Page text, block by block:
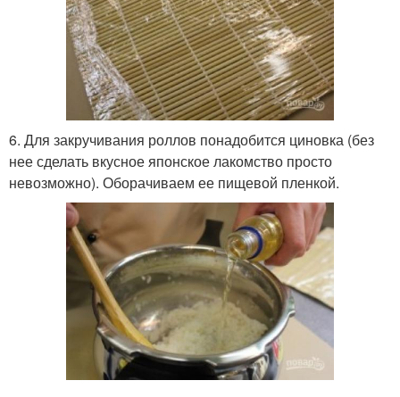
6. Для закручивания роллов понадобится циновка (без
нее сделать вкусное японское лакомство просто
невозможно). Оборачиваем ее пищевой пленкой.